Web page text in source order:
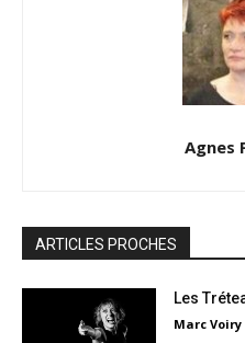
Agnes
ARTICLES PROCHES
Les
Marc Voiry